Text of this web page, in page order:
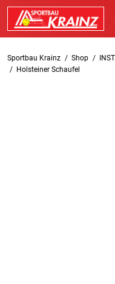
Sportbau Krainz Shop
Holsteiner Schaufel